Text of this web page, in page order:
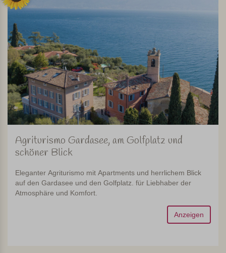
Agriturismo Gardasee, am Golfplatz und
schöner Blick
Eleganter Agriturismo mit Apartments und herrlichem Blick
auf den Gardasee und den Golfplatz. für Liebhaber der
Atmosphäre und Komfort.
Anzeigen